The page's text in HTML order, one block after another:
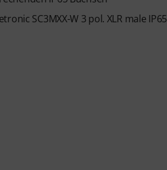
SC3MXX-W 3 pol. XLR male IP65